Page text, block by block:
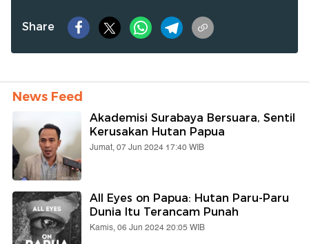
Share
News Feed
Akademisi Surabaya Bersuara, Sentil
Kerusakan Hutan Papua
Jumat, 07 Jun 2024 17:40 WIB
All Eyes on Papua: Hutan Paru-Paru
Dunia Itu Terancam Punah
Kamis, 06 Jun 2024 20:05 WIB